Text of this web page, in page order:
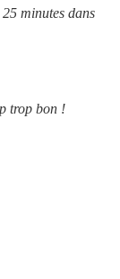
minutes dans
trop bon !